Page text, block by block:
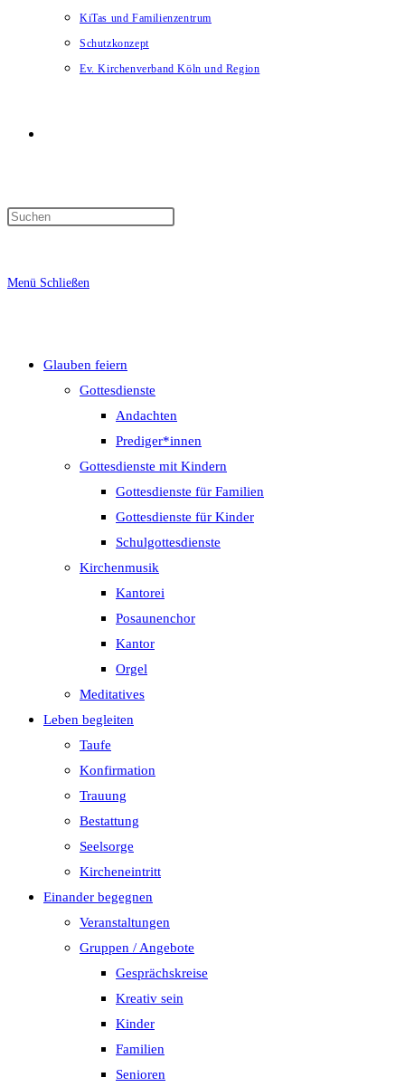
KiTas und Familienzentrum
Schutzkonzept
Ev. Kirchenverband Köln und Region
Menü Schließen
Glauben feiern
Gottesdienste
Andachten
Prediger*innen
Gottesdienste mit Kindern
Gottesdienste für Familien
Gottesdienste für Kinder
Schulgottesdienste
Kirchenmusik
Kantorei
Posaunenchor
Kantor
Orgel
Meditatives
Leben begleiten
Taufe
Konfirmation
Trauung
Bestattung
Seelsorge
Kircheneintritt
Einander begegnen
Veranstaltungen
Gruppen / Angebote
Gesprächskreise
Kreativ sein
Kinder
Familien
Senioren